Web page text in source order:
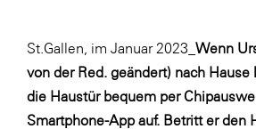
EY
FG UBIT Salzburg
foodaffairs
St.Gallen, im Januar 2023_ Wenn
von der Red. geändert) nach
die Haustür bequem per
Smartphone-App auf. Betritt er den